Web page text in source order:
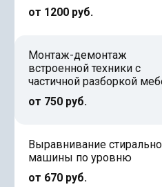
от 1200 руб.
Монтаж-демонтаж
встроенной техники с
частичной разборкой
от 750 руб.
Выравнивание
машины по уровню
от 670 руб.